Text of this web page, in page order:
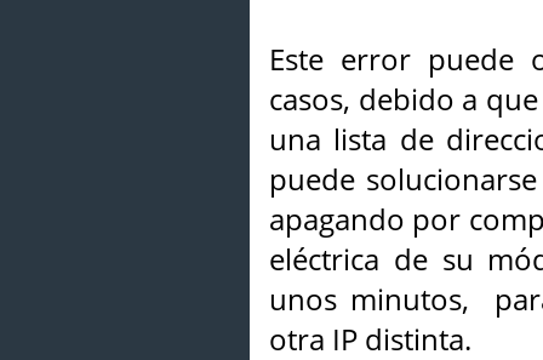
Este error puede
casos, debido a
una lista de
puede
apagando por
eléctrica de su
unos minutos,
otra IP distinta.